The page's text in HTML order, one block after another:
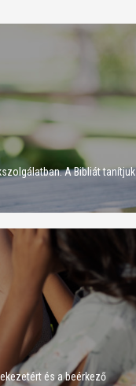
A Bibliát tanítjuk
és a beérkező